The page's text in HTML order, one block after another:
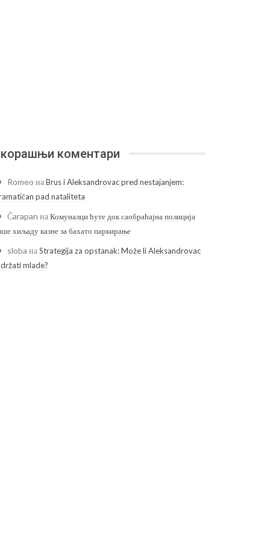
коментари
Romeo наBrus i Aleksandrovac pred nestajanjem:
pad nataliteta
Čarapan наКомуналци ћуте док саобраћајна полиција
хиљаду казне за бахато паркирање
sloba наStrategija za opstanak: Može li Aleksandrovac
mlade?